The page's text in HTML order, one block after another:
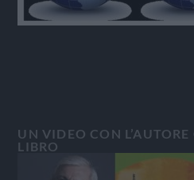
UN VIDEO CON L’AUTORE
LIBRO